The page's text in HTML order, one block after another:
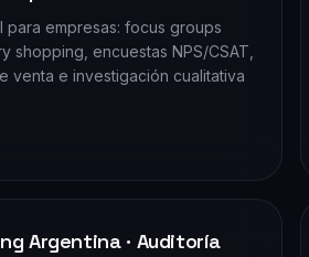
para empresas: focus groups
shopping, encuestas NPS/CSAT,
venta e investigación cualitativa
Argentina · Auditoría